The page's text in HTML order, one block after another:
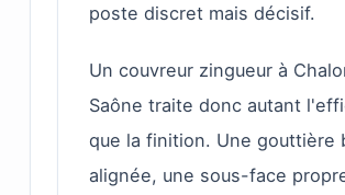
poste discret mais décisif.
Un couvreur zingueur à
Saône traite donc autant
que la finition. Une gouttière
alignée, une sous-face